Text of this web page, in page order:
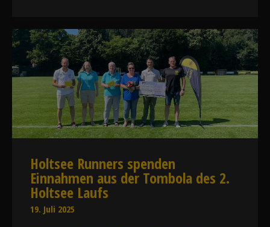
Holtsee Runners spenden
Einnahmen aus der Tombola des 2.
Holtsee Laufs
19. Juli 2025